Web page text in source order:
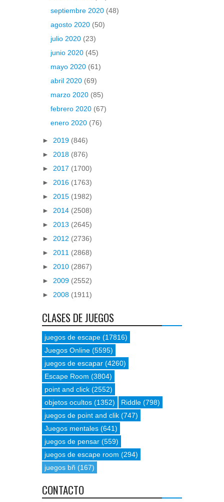
septiembre 2020 (48)
agosto 2020 (50)
julio 2020 (23)
junio 2020 (45)
mayo 2020 (61)
abril 2020 (69)
marzo 2020 (85)
febrero 2020 (67)
enero 2020 (76)
► 2019 (846)
► 2018 (876)
► 2017 (1700)
► 2016 (1763)
► 2015 (1982)
► 2014 (2508)
► 2013 (2645)
► 2012 (2736)
► 2011 (2868)
► 2010 (2867)
► 2009 (2552)
► 2008 (1911)
CLASES DE JUEGOS
juegos de escape (17816)
Juegos Online (5595)
juegos de escapar (4260)
Escape Room (3804)
point and click (2552)
objetos ocultos (1352) Riddle (798)
juegos de point and clik (747)
Juegos mentales (641)
juegos de pensar (559)
juegos de escape room (294)
juegos bñ (167)
CONTACTO